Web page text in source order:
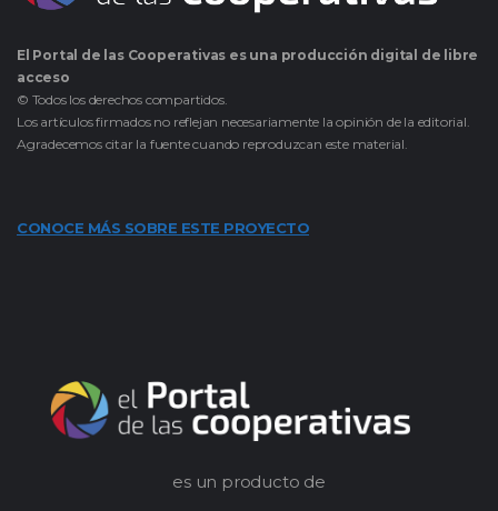
El Portal de las Cooperativas es una producción digital de libre
acceso
© Todos los derechos compartidos.
Los artículos firmados no reflejan necesariamente la opinión de la editorial.
Agradecemos citar la fuente cuando reproduzcan este material.
CONOCE MÁS SOBRE ESTE PROYECTO
es un producto de